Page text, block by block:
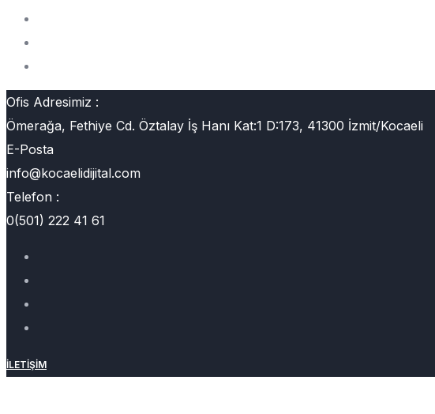
Ofis Adresimiz :
Ömerağa, Fethiye Cd. Öztalay İş Hanı Kat:1 D:173, 41300 İzmit/Kocaeli
E-Posta
info@kocaelidijital.com
Telefon :
0(501) 222 41 61
İLETIŞIM